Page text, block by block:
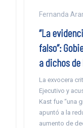
Fernanda
“La
falso”:
a dichos
La exvocera
Ejecutivo y
Kast fue “una
apuntó a la
aumento de